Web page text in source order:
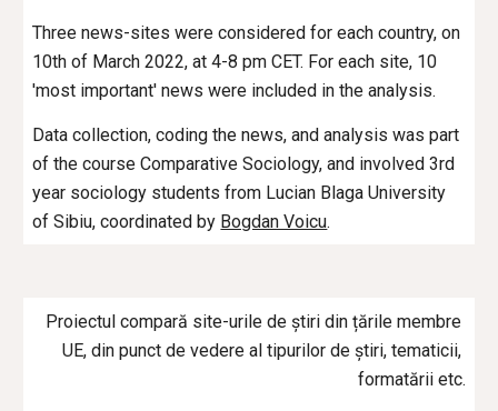
Three news-sites were considered for each country, on
10th of March 2022, at 4-8 pm CET. For each site, 10
'most important' news were included in the analysis.
Data collection, coding the news, and analysis was part
of the course Comparative Sociology, and involved 3rd
year sociology students from Lucian Blaga University
of Sibiu, coordinated by Bogdan Voicu.
Proiectul compară site-urile de știri din țările membre
UE, din punct de vedere al tipurilor de știri, tematicii,
formatării etc.